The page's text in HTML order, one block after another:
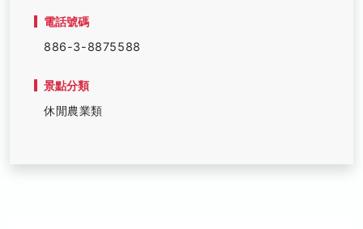
電話號碼
886-3-8875588
景點分類
休閒農業類